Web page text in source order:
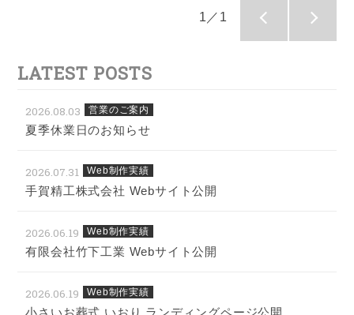
1／1
LATEST POSTS
2026.08.03 営業のご案内
夏季休業日のお知らせ
2026.07.31 Web制作実績
手賀精工株式会社 Webサイト公開
2026.06.19 Web制作実績
有限会社竹下工業 Webサイト公開
2026.06.19 Web制作実績
小さいお葬式 いおり ランディングページ公開